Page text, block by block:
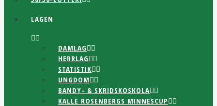
LAGEN
DAMLAG
HERRLAG
STATISTIK
UNGDOM
BANDY- & SKRIDSKOSKOLA
KALLE ROSENBERGS MINNESCUP